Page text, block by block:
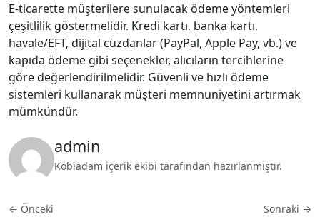
E-ticarette müşterilere sunulacak ödeme yöntemleri
çeşitlilik göstermelidir. Kredi kartı, banka kartı,
havale/EFT, dijital cüzdanlar (PayPal, Apple Pay, vb.) ve
kapıda ödeme gibi seçenekler, alıcıların tercihlerine
göre değerlendirilmelidir. Güvenli ve hızlı ödeme
sistemleri kullanarak müşteri memnuniyetini artırmak
mümkündür.
admin
Kobiadam içerik ekibi tarafından hazırlanmıştır.
← Önceki Sonraki →